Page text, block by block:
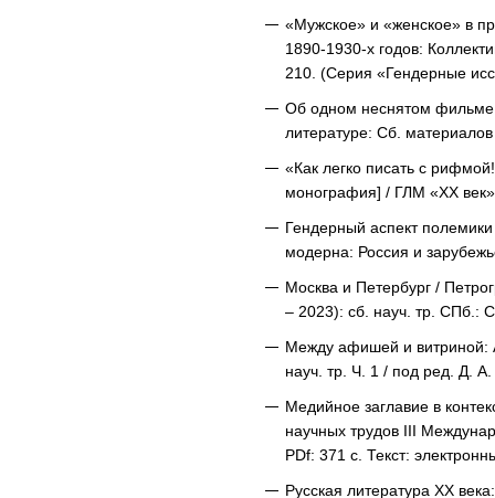
«Мужское» и «женское» в
1890-1930-х годов:
210. (Серия «Гендерные
Об одном неснятом фильме:
литературе: Сб.
«Как легко писать с
монография] / ГЛМ «XX
Гендерный аспект
модерна: Россия и
Москва и Петербург /
– 2023): сб. науч. тр. СПб.:
Между афишей и витриной:
науч. тр. Ч. 1 / под ред. Д.
Медийное заглавие в
научных трудов III
PDf: 371 с. Текст:
Русская литература ХХ